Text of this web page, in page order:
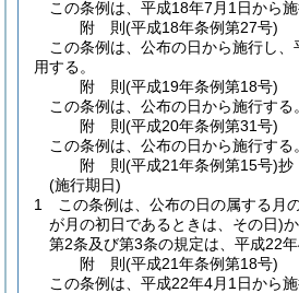
この条例は、平成18年7月1日から施
附 則(平成18年条例第27号)
この条例は、公布の日から施行し
用する。
附 則(平成19年条例第18号)
この条例は、公布の日から施行する。
附 則(平成20年条例第31号)
この条例は、公布の日から施行する。
附 則(平成21年条例第15号)抄
(施行期日)
1
この条例は、公布の日の属する月
が月の初日であるときは、その日)
第2条及び第3条の規定は、平成22年
附 則(平成21年条例第18号)
この条例は、平成22年4月1日から施